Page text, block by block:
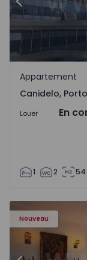
Précédent
Canidelo, Porto
Appartement
Canidelo, Porto
Louer En
1 2 54
Nouveau
- 21
Appartement T3